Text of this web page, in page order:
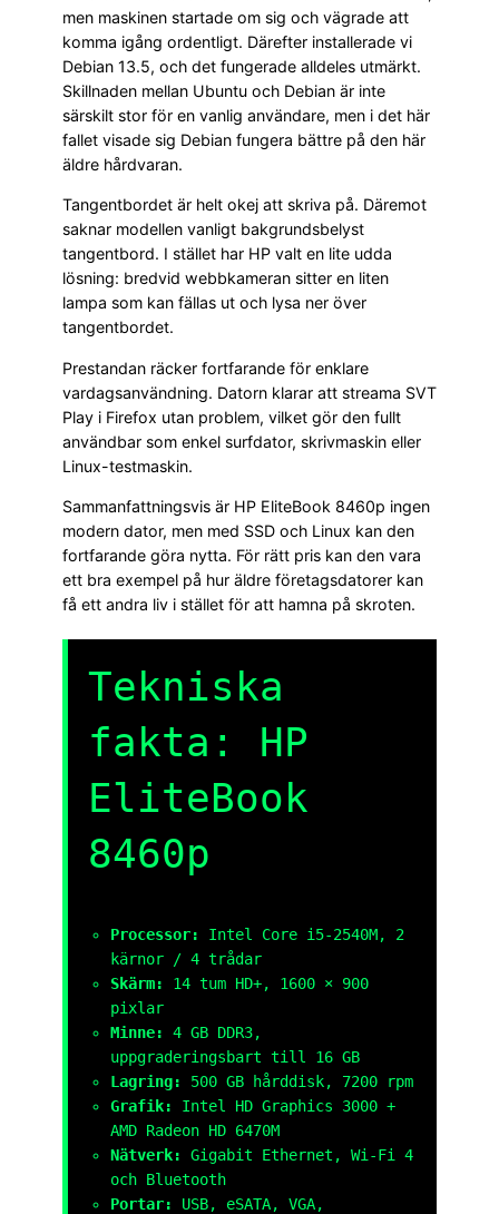
men maskinen startade om sig och vägrade att
komma igång ordentligt. Därefter installerade vi
Debian 13.5, och det fungerade alldeles utmärkt.
Skillnaden mellan Ubuntu och Debian är inte
särskilt stor för en vanlig användare, men i det här
fallet visade sig Debian fungera bättre på den här
äldre hårdvaran.
Tangentbordet är helt okej att skriva på. Däremot
saknar modellen vanligt bakgrundsbelyst
tangentbord. I stället har HP valt en lite udda
lösning: bredvid webbkameran sitter en liten
lampa som kan fällas ut och lysa ner över
tangentbordet.
Prestandan räcker fortfarande för enklare
vardagsanvändning. Datorn klarar att streama SVT
Play i Firefox utan problem, vilket gör den fullt
användbar som enkel surfdator, skrivmaskin eller
Linux-testmaskin.
Sammanfattningsvis är HP EliteBook 8460p ingen
modern dator, men med SSD och Linux kan den
fortfarande göra nytta. För rätt pris kan den vara
ett bra exempel på hur äldre företagsdatorer kan
få ett andra liv i stället för att hamna på skroten.
Tekniska
fakta: HP
EliteBook
8460p
Processor:
Intel Core i5-2540M, 2
kärnor / 4 trådar
Skärm:
14 tum HD+, 1600 × 900
pixlar
Minne:
4 GB DDR3,
uppgraderingsbart till 16 GB
Lagring:
500 GB hårddisk, 7200 rpm
Grafik:
Intel HD Graphics 3000 +
AMD Radeon HD 6470M
Nätverk:
Gigabit Ethernet, Wi-Fi 4
och Bluetooth
Portar:
USB, eSATA, VGA,